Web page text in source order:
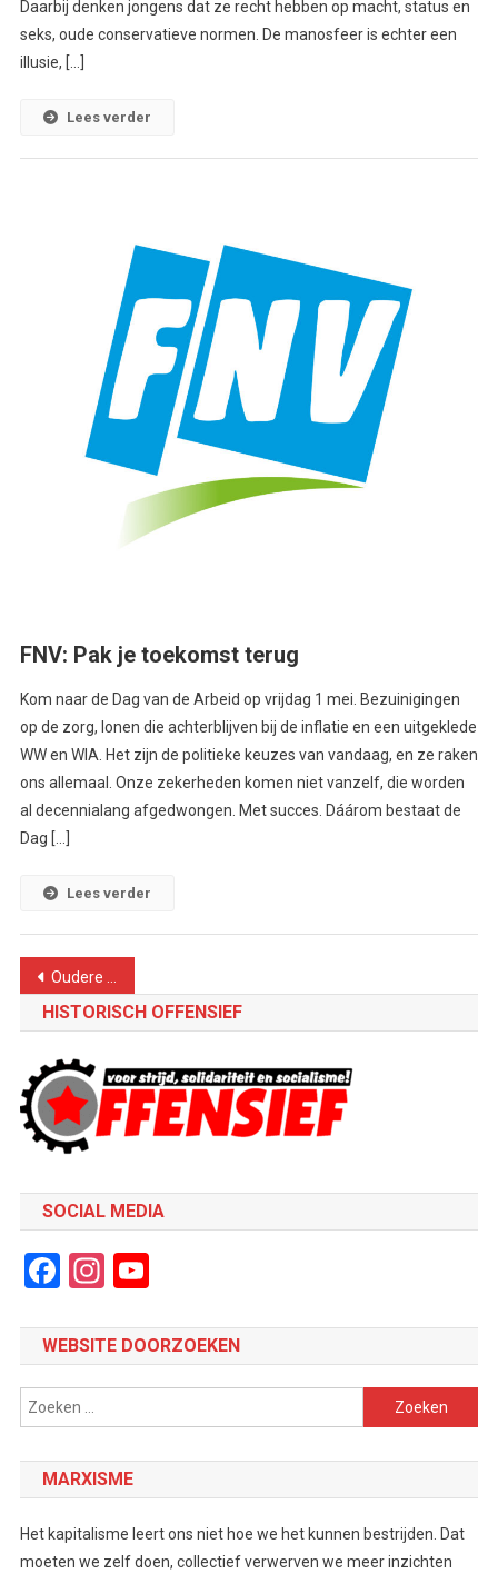
Daarbij denken jongens dat ze recht hebben op macht, status en
seks, oude conservatieve normen. De manosfeer is echter een
illusie, […]
Lees verder
FNV: Pak je toekomst terug
Kom naar de Dag van de Arbeid op vrijdag 1 mei. Bezuinigingen
op de zorg, lonen die achterblijven bij de inflatie en een uitgeklede
WW en WIA. Het zijn de politieke keuzes van vandaag, en ze raken
ons allemaal. Onze zekerheden komen niet vanzelf, die worden
al decennialang afgedwongen. Met succes. Dáárom bestaat de
Dag […]
Lees verder
Berichtennavigatie
Oudere berichten
HISTORISCH OFFENSIEF
SOCIAL MEDIA
Facebook
Instagram
YouTube
WEBSITE DOORZOEKEN
Zoeken
naar:
MARXISME
Het kapitalisme leert ons niet hoe we het kunnen bestrijden. Dat
moeten we zelf doen, collectief verwerven we meer inzichten